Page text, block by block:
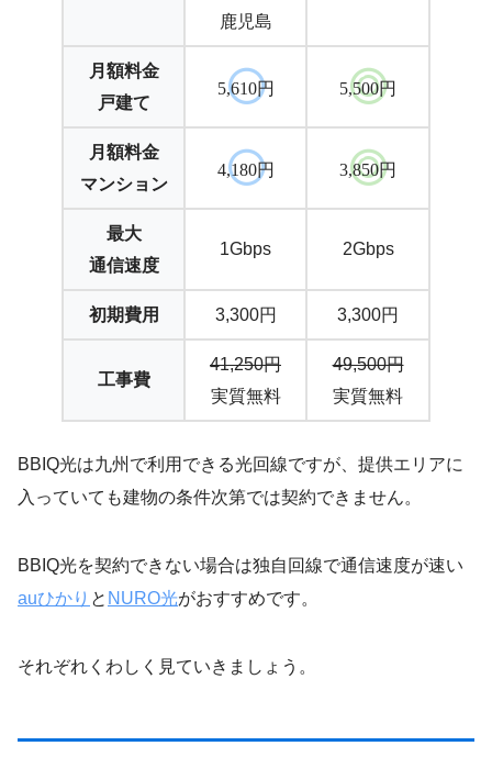
鹿児島
月額料金
戸建て
5,610円 5,500円
月額料金
マンション
4,180円 3,850円
最大
通信速度
1Gbps 2Gbps
初期費用 3,300円 3,300円
工事費
41,250円
実質無料
49,500円
実質無料
BBIQ光は九州で利用できる光回線ですが、提供エリアに
入っていても建物の条件次第では契約できません。
BBIQ光を契約できない場合は独自回線で通信速度が速い
auひかり と NURO光がおすすめです。
それぞれくわしく見ていきましょう。